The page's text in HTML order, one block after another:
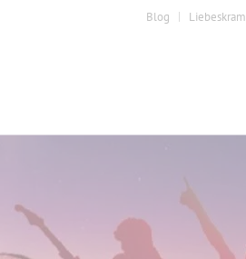
Blog Liebeskram